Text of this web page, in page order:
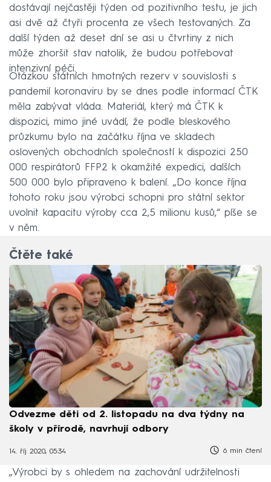
dostávají nejčastěji týden od pozitivního testu, je jich
asi dvě až čtyři procenta ze všech testovaných. Za
další týden až deset dní se asi u čtvrtiny z nich
může zhoršit stav natolik, že budou potřebovat
intenzivní péči.
Otázkou státních hmotných rezerv v souvislosti s
pandemií koronaviru by se dnes podle informací ČTK
měla zabývat vláda. Materiál, který má ČTK k
dispozici, mimo jiné uvádí, že podle bleskového
průzkumu bylo na začátku října ve skladech
oslovených obchodních společností k dispozici 250
000 respirátorů FFP2 k okamžité expedici, dalších
500 000 bylo připraveno k balení. „Do konce října
tohoto roku jsou výrobci schopni pro státní sektor
uvolnit kapacitu výroby cca 2,5 milionu kusů,“ píše se
v něm.
Čtěte také
Odvezme děti od 2. listopadu na dva týdny na
školy v přírodě, navrhují odbory
14. říj 2020, 05:34 6 min čtení
„Výrobci by s ohledem na zachování udržitelnosti